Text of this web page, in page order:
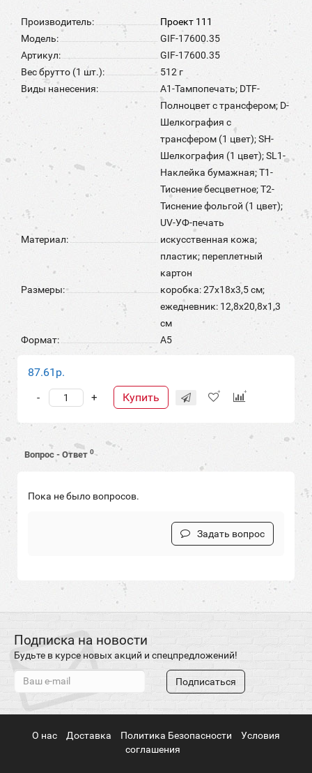
Производитель:
Проект 111
Модель:
GIF-17600.35
Артикул:
GIF-17600.35
Вес брутто (1 шт.):
512 г
Виды нанесения:
A1-Тампопечать; DTF-
Полноцвет с трансфером; D-
Шелкография с
трансфером (1 цвет); SH-
Шелкография (1 цвет); SL1-
Наклейка бумажная; T1-
Тиснение бесцветное; T2-
Тиснение фольгой (1 цвет);
UV-УФ-печать
Материал:
искусственная кожа;
пластик; переплетный
картон
Размеры:
коробка: 27х18х3,5 см;
ежедневник: 12,8х20,8х1,3
см
Формат:
А5
87.61р.
+
- Купить
Вопрос - Ответ 0
Пока не было вопросов.
Задать вопрос
Подписка на новости
Будьте в курсе новых акций и спецпредложений!
Подписаться
О нас Доставка Политика Безопасности
Условия
соглашения